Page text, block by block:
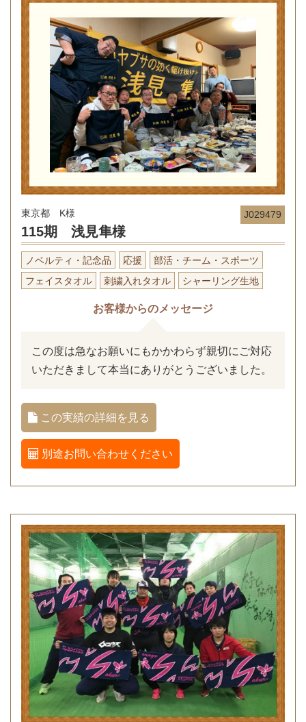
J029479
東京都 K様
115期 浅見隼様
ノベルティ・記念品 応援
部活・チーム・スポーツ
フェイスタオル
刺繍入れタオル シャーリング生地
お客様からのメッセージ
この度は急なお願いにもかかわらず親切にご対応
いただきまして本当にありがとうございました。
この実績の詳細を見る
別途お問い合わせください